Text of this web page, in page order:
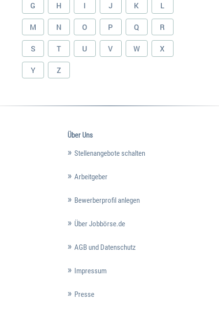
G H I J K L
M N O P Q R
S T U V W X
Y Z
Über Uns
Stellenangebote schalten
Arbeitgeber
Bewerberprofil anlegen
Über Jobbörse.de
AGB und Datenschutz
Impressum
Presse